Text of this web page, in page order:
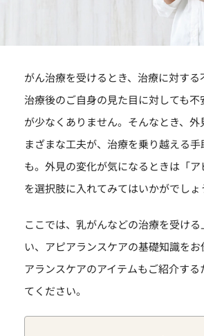
がん治療を受けるとき、治療に対する
治療後のご自身の見た目に対しても
が少なくありません。そんなとき、外
まざまな工夫が、治療を乗り越える手
も。外見の変化が気になるときは「ア
を選択肢に入れてみてはいかがでしょ
ここでは、乳がんなどの治療を受け
い、アピアランスケアの基礎知識を
アランスケアのアイテムもご紹介す
てください。